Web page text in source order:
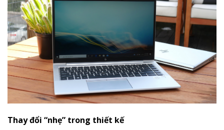
Thay đổi “nhẹ” trong thiết kế